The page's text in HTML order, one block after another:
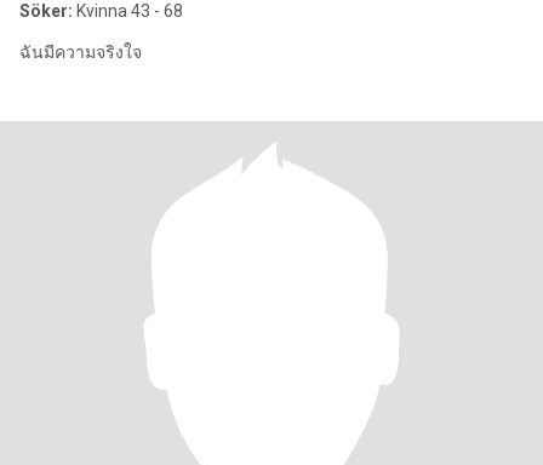
Söker: Kvinna 43 - 68
ฉันมีความจริงใจ